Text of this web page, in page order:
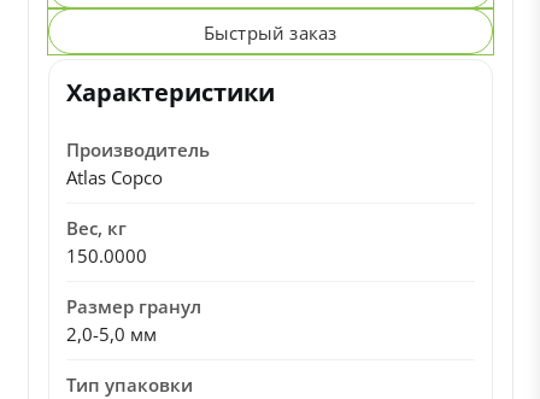
Быстрый заказ
Характеристики
Производитель
Atlas Copco
Вес, кг
150.0000
Размер гранул
2,0-5,0 мм
Тип упаковки